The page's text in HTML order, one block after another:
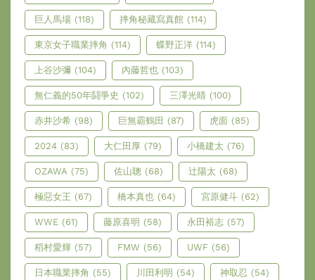
巨人馬場 (118) 摔角秘藏寫真館 (114)
東京女子職業摔角 (114) 蝶野正洋 (114)
上谷沙彌 (104) 內藤哲也 (103)
無仁義的50年鬪爭史 (102) 三澤光晴 (100)
赤井沙希 (98) 巨無霸鶴田 (87) 虎面 (85)
2024 (83) 大仁田厚 (79) 小橋建太 (76)
OZAWA (75) 佐山聰 (68) 辻陽太 (68)
極惡女王 (67) 橋本真也 (64) 宮原健斗 (62)
WWE (61) 藤原喜明 (58) 永田裕志 (57)
稻村愛輝 (57) FMW (56) UWF (56)
日本職業摔角 (55) 川田利明 (54) 神取忍 (54)